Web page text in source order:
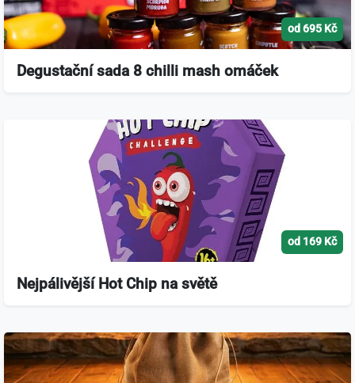
od 695 Kč
Degustační sada 8 chilli mash omáček
od 169 Kč
Nejpálivější Hot Chip na světě